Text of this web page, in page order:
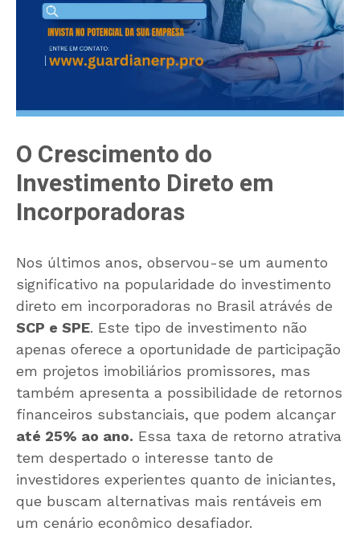
O Crescimento do
Investimento Direto em
Incorporadoras
Nos últimos anos, observou-se um aumento
significativo na popularidade do investimento
direto em incorporadoras no Brasil atrávés de
SCP e SPE. Este tipo de investimento não
apenas oferece a oportunidade de participação
em projetos imobiliários promissores, mas
também apresenta a possibilidade de retornos
financeiros substanciais, que podem alcançar
até 25% ao ano. Essa taxa de retorno atrativa
tem despertado o interesse tanto de
investidores experientes quanto de iniciantes,
que buscam alternativas mais rentáveis em
um cenário econômico desafiador.